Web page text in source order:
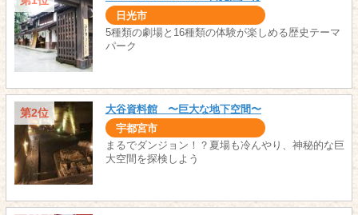
日光市
5種類の劇場と16種類の体験が楽しめる歴史テーマ
パーク
第2位 大谷資料館 〜巨大な地下空間〜
宇都宮市
まるでダンジョン！？夏場も冷んやり、神秘的な巨
大空間を探検しよう